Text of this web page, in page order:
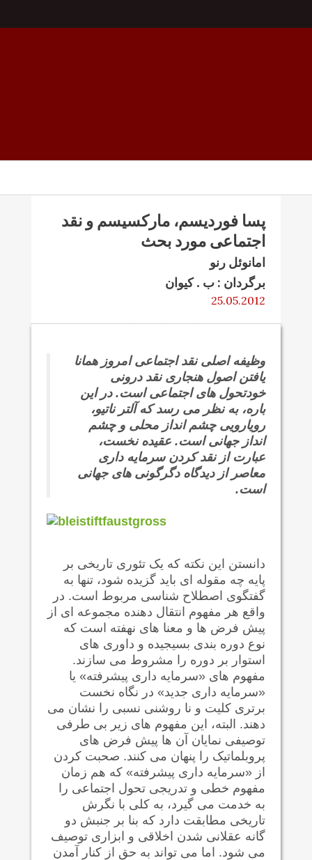
پسا فوردیسم، مارکسیسم و نقد
اجتماعی مورد بحث
امانوئل رنو
برگردان : ب . کیوان
25.05.2012
وظیفه اصلی نقد اجتماعی امروز همانا
یافتن اصول هنجاری نقد درونی
خودتحول های اجتماعی است. در این
باره، به نظر می رسد که آلتر ناتیو،
رویارویی چشم انداز محلی و چشم
انداز جهانی است. عقیده نخست،
عبارت از نقد کردن سرمایه داری
معاصر از دیدگاه دگرگونی های جهانی
است.
دانستن این نکته که یک تئوری تاریخی بر
پایه چه مقوله ای باید گزیده شود، تنها به
گفتگوی اصطلاح شناسی مربوط است. در
واقع هر مفهوم انتقال دهنده مجموعه ای از
پیش فرض ها و معنا های نهفته است که
نوع دوره بندی بسیجیده و داوری های
استوار بر دوره را مشروط می سازند.
مفهوم های «سرمایه داری پیشرفته» یا
«سرمایه داری جدید» در نگاه نخست
برتری کلیت و نا روشنی نسبی را نشان می
دهند. البته، این مفهوم های زیر بی طرفی
توصیفی نمایان آن ها پیش فرض های
پروبلماتیک را پنهان می کنند. صحبت کردن
از «سرمایه داری پیشرفته» که هم زمان
مفهوم خطی و تدریجی تحول اجتماعی را
به خدمت می گیرد، به کلی با نگرش
تاریخی مطابقت دارد که بنا بر جنبش دو
گانه عقلانی شدن اخلاقی و ابزاری توصیف
می شود. اما می تواند به حق از کنار آمدن